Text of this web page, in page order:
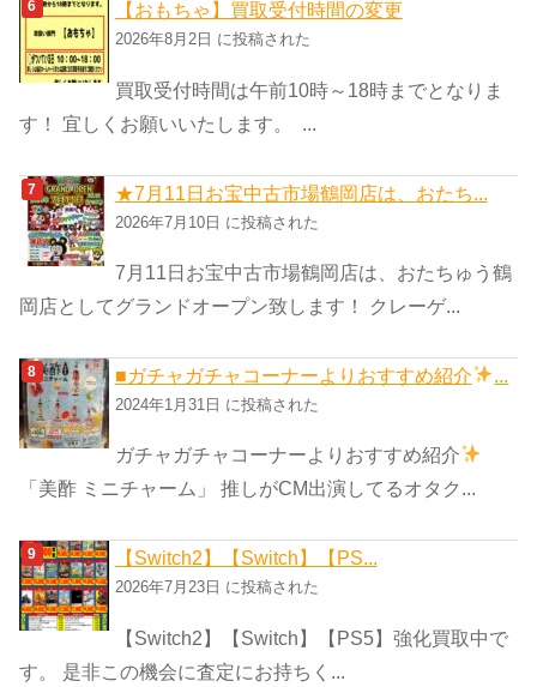
【おもちゃ】買取受付時間の変更
2026年8月2日 に投稿された
買取受付時間は午前10時～18時までとなりま
す！ 宜しくお願いいたします。 ...
★7月11日お宝中古市場鶴岡店は、おたち...
2026年7月10日 に投稿された
7月11日お宝中古市場鶴岡店は、おたちゅう鶴
岡店としてグランドオープン致します！ クレーゲ...
■ガチャガチャコーナーよりおすすめ紹介 ...
2024年1月31日 に投稿された
ガチャガチャコーナーよりおすすめ紹介
「美酢 ミニチャーム」 推しがCM出演してるオタク...
【Switch2】【Switch】【PS...
2026年7月23日 に投稿された
【Switch2】【Switch】【PS5】強化買取中で
す。 是非この機会に査定にお持ちく...